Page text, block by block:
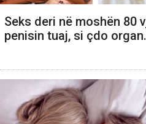
Seks deri në moshën 80
penisin tuaj, si çdo